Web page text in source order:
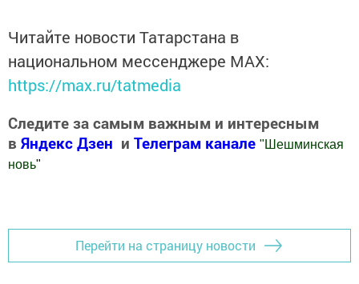
Читайте новости Татарстана в
национальном мессенджере MАХ:
https://max.ru/tatmedia
Следите за самым важным и интересным
в Яндекс Дзен и Телеграм канале " Шешминская
новь"
Перейти на страницу новости